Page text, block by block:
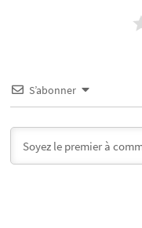
S’abonner